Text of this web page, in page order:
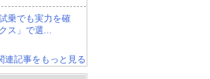
乗でも実力を確
ス」で選...
連記事をもっと見る